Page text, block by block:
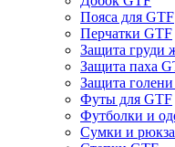
Пояса для GTF
Перчатки GTF
Защита груди
Защита паха
Защита
Футы для GTF
Футболки и
Сумки и